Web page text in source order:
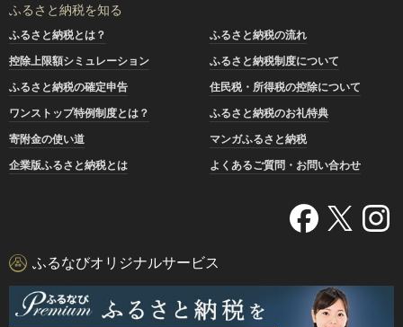
ふるさと納税を知る
ふるさと納税とは？
ふるさと納税の流れ
控除上限額シミュレーション
ふるさと納税制度について
ふるさと納税の確定申告
住民税・所得税の控除について
ワンストップ特例制度とは？
ふるさと納税のお礼特典
寄附金の使い道
マンガふるさと納税
企業版ふるさと納税とは
よくあるご質問・お問い合わせ
ふるなびオリジナルサービス